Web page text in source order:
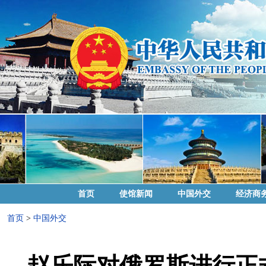
首页 使馆新闻 中国外交 经济商
首页 > 中国外交